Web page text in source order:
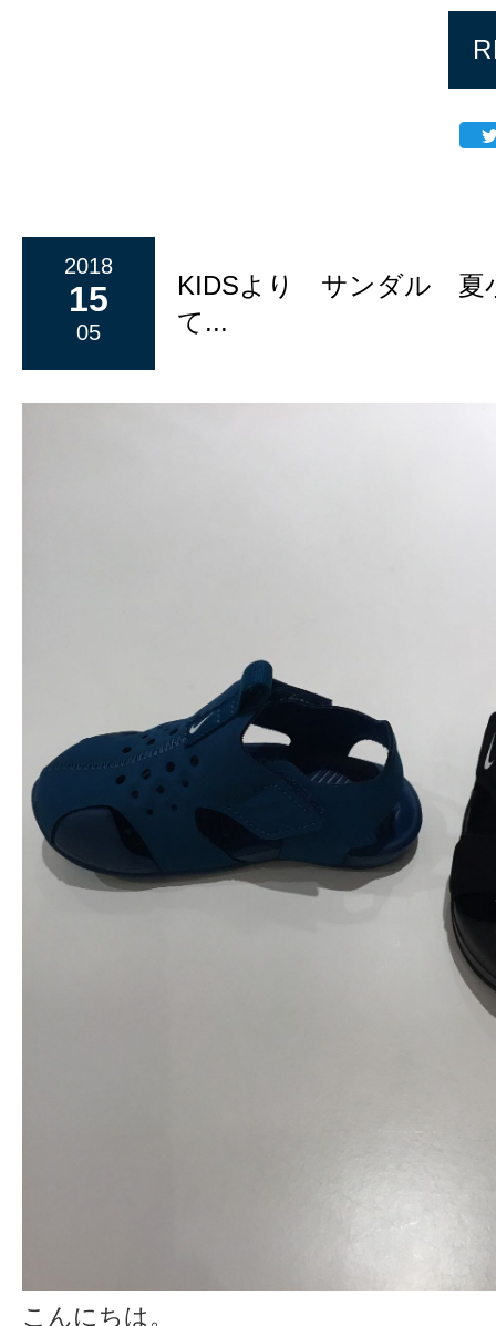
2018
15
05
KIDSより サンダル 夏
て...
こんにちは。